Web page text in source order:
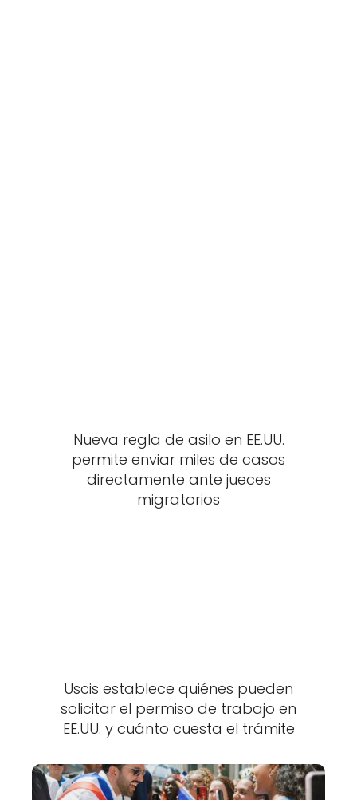
Nueva regla de asilo en EE.UU.
permite enviar miles de casos
directamente ante jueces
migratorios
Uscis establece quiénes pueden
solicitar el permiso de trabajo en
EE.UU. y cuánto cuesta el trámite